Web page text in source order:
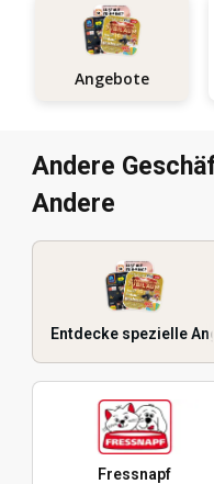
Angebote
Andere
Andere
Entdecke spezielle
Fressnapf